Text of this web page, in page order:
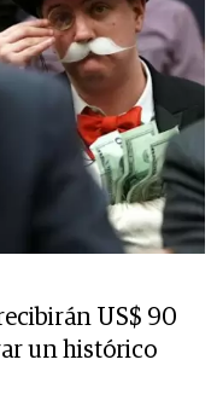
US$ 90
un histórico